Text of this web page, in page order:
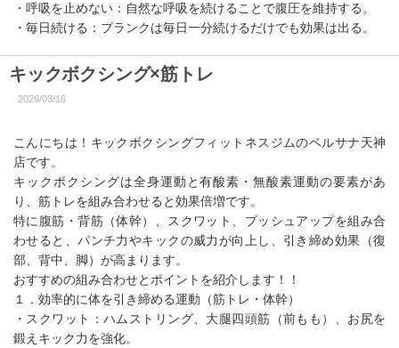
・呼吸を止めない：自然な呼吸を続けることで腹圧を維持する。
・毎日続ける：プランクは毎日一分続けるだけでも効果は出る。
キックボクシング×筋トレ
2026/03/16
こんにちは！キックボクシングフィットネスジムのベルサナ天神
店です。
キックボクシングは全身運動と有酸素・無酸素運動の要素があ
り、筋トレを組み合わせると効果倍増です。
特に腹筋・背筋（体幹）、スクワット、プッシュアップを組み合
わせると、パンチ力やキックの威力が向上し、引き締め効果（復
部、背中、脚）が高まります。
おすすめの組み合わせとポイントを紹介します！！
１．効率的に体を引き締める運動（筋トレ・体幹）
・スクワット：ハムストリング、大腿四頭筋（前もも）、お尻を
鍛えキック力を強化。